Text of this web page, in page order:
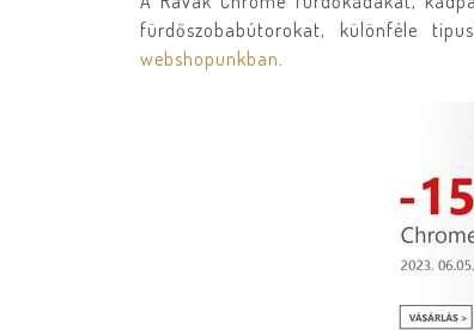
fürdőszobabútorokat, különféle
webshopunkban.